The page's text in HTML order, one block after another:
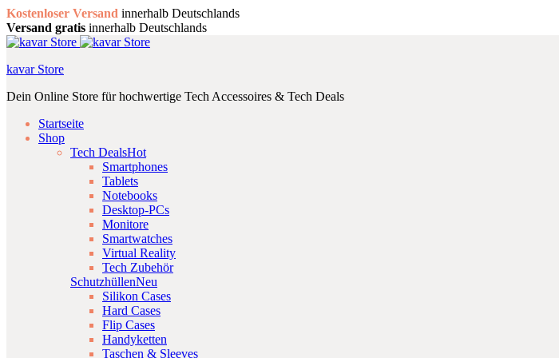
Kostenloser Versand innerhalb Deutschlands
Versand gratis innerhalb Deutschlands
kavar Store
Dein Online Store für hochwertige Tech Accessoires & Tech Deals
Startseite
Shop
Tech DealsHot
Smartphones
Tablets
Notebooks
Desktop-PCs
Monitore
Smartwatches
Virtual Reality
Tech Zubehör
SchutzhüllenNeu
Silikon Cases
Hard Cases
Flip Cases
Handyketten
Taschen & Sleeves